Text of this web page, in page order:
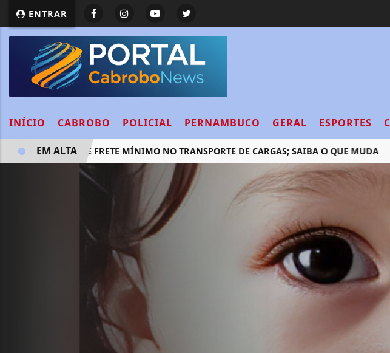
ENTRAR
INÍCIO CABROBO POLICIAL PERNAMBUCO GERAL ESPORTES
LEI GARANTE FRETE MÍNIMO NO TRANSPORTE DE CARGAS; SAIBA O QUE MUDA
EM ALTA